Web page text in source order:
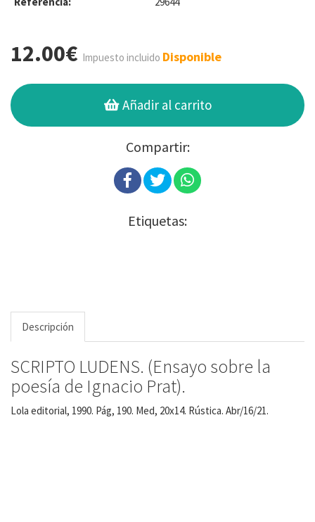
12.00€ Impuesto incluido Disponible
Añadir al carrito
Compartir:
Etiquetas:
Descripción
SCRIPTO LUDENS. (Ensayo sobre la
poesía de Ignacio Prat).
Lola editorial, 1990. Pág, 190. Med, 20x14. Rústica. Abr/16/21.